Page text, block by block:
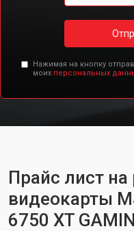
Нажимая на кнопку
моих персональных
Прайс лист
видеокарты
6750 XT